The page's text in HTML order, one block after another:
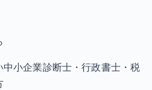
小企業診断士・行政書士・税